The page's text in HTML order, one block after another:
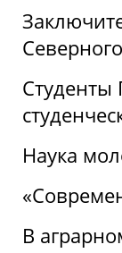
Студенты
Наука
В